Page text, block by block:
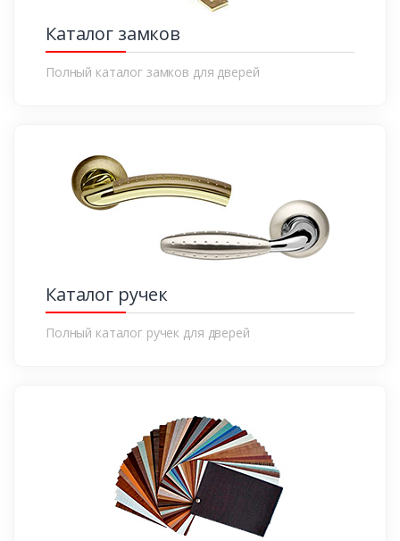
Каталог замков
Полный каталог замков для дверей
Каталог ручек
Полный каталог ручек для дверей